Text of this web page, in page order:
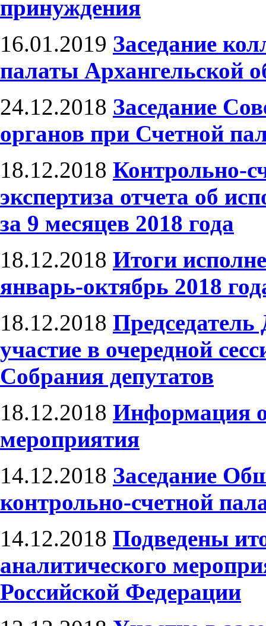
принуждения
16.01.2019 Заседание
палаты Архангельской
24.12.2018 Заседание
органов при Счетной
18.12.2018 Контрольно-
экспертиза отчета об
за 9 месяцев 2018 года
18.12.2018 Итоги
январь-октябрь 2018
18.12.2018
участие в очередной
Собрания депутатов
18.12.2018 Информация о
мероприятия
14.12.2018 Заседание
контрольно-счетной
14.12.2018 Подведены
аналитического
Российской Федерации